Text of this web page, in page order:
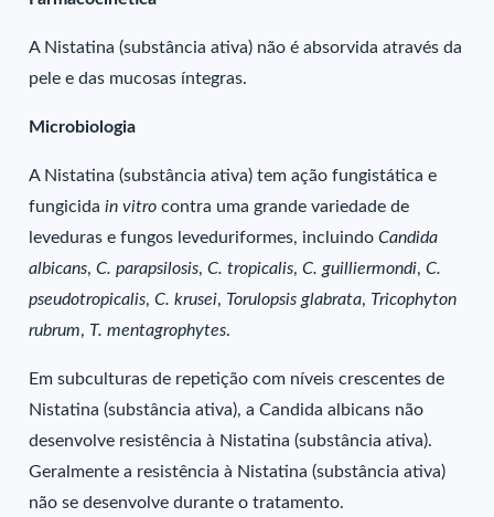
A Nistatina (substância ativa) não é absorvida através da
pele e das mucosas íntegras.
Microbiologia
A Nistatina (substância ativa) tem ação fungistática e
fungicida in vitro contra uma grande variedade de
leveduras e fungos leveduriformes, incluindoCandida
albicans,C. parapsilosis, C. tropicalis,C. guilliermondi,C.
pseudotropicalis,C. krusei, Torulopsis glabrata, Tricophyton
rubrum, T. mentagrophytes.
Em subculturas de repetição com níveis crescentes de
Nistatina (substância ativa), a Candida albicans não
desenvolve resistência à Nistatina (substância ativa).
Geralmente a resistência à Nistatina (substância ativa)
não se desenvolve durante o tratamento.